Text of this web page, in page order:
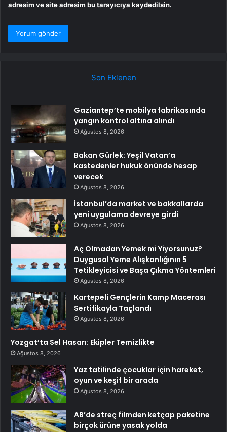
adresim ve site adresim bu tarayıcıya kaydedilsin.
Son Eklenen
Gaziantep’te mobilya fabrikasında
yangın kontrol altına alındı
Ağustos 8, 2026
Bakan Gürlek: Yeşil Vatan’a
kastedenler hukuk önünde hesap
verecek
Ağustos 8, 2026
İstanbul’da market ve bakkallarda
yeni uygulama devreye girdi
Ağustos 8, 2026
Aç Olmadan Yemek mi Yiyorsunuz?
Duygusal Yeme Alışkanlığının 5
Tetikleyicisi ve Başa Çıkma Yöntemleri
Ağustos 8, 2026
Kartepeli Gençlerin Kamp Macerası
Sertifikayla Taçlandı
Ağustos 8, 2026
Yozgat’ta Sel Hasarı: Ekipler Temizlikte
Ağustos 8, 2026
Yaz tatilinde çocuklar için hareket,
oyun ve keşif bir arada
Ağustos 8, 2026
AB’de streç filmden ketçap paketine
birçok ürüne yasak yolda